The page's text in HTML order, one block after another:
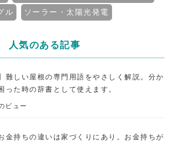
ル
ソーラー・太陽光発電
人気のある記事
難しい屋根の専門用語をやさしく解説。分か
った時の辞書として使えます。
ビュー
金持ちの違いは家づくりにあり。お金持ちが